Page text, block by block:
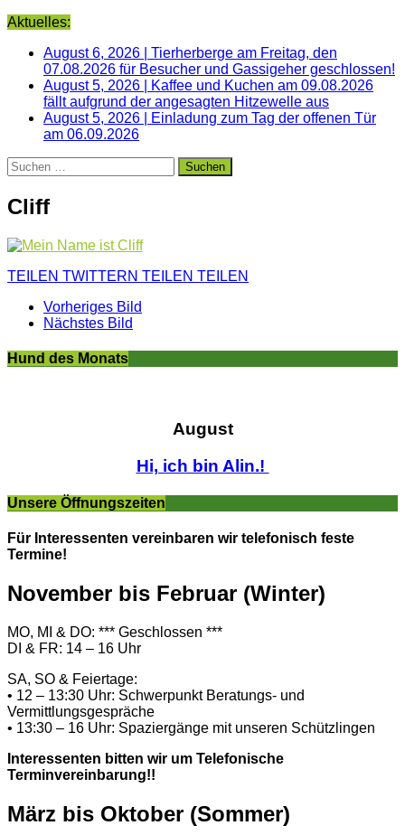
Aktuelles:
August 6, 2026
Tierherberge am Freitag, den
07.08.2026 für Besucher und Gassigeher geschlossen!
August 5, 2026
Kaffee und Kuchen am 09.08.2026
fällt aufgrund der angesagten Hitzewelle aus
August 5, 2026
Einladung zum Tag der offenen Tür
am 06.09.2026
Suchen
nach:
Cliff
TEILEN TWITTERN TEILEN TEILEN
Vorheriges Bild
Nächstes Bild
Hund des Monats
August
Hi, ich bin Alin.!
Unsere Öffnungszeiten
Für Interessenten vereinbaren wir telefonisch feste
Termine!
November bis Februar (Winter)
MO, MI & DO: *** Geschlossen ***
DI & FR: 14 – 16 Uhr
SA, SO & Feiertage:
• 12 – 13:30 Uhr: Schwerpunkt Beratungs- und
Vermittlungsgespräche
• 13:30 – 16 Uhr: Spaziergänge mit unseren Schützlingen
Interessenten bitten wir um Telefonische
Terminvereinbarung!!
März bis Oktober (Sommer)